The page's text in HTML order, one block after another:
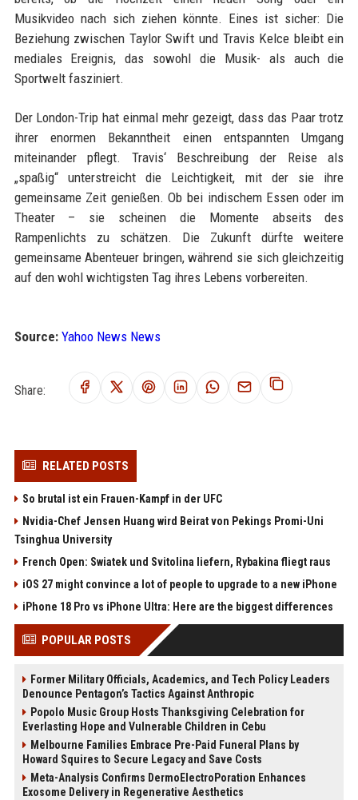
Musikvideo nach sich ziehen könnte. Eines ist sicher: Die
Beziehung zwischen Taylor Swift und Travis Kelce bleibt ein
mediales Ereignis, das sowohl die Musik- als auch die
Sportwelt fasziniert.
Der London-Trip hat einmal mehr gezeigt, dass das Paar trotz
ihrer enormen Bekanntheit einen entspannten Umgang
miteinander pflegt. Travis‘ Beschreibung der Reise als
„spaßig“ unterstreicht die Leichtigkeit, mit der sie ihre
gemeinsame Zeit genießen. Ob bei indischem Essen oder im
Theater – sie scheinen die Momente abseits des
Rampenlichts zu schätzen. Die Zukunft dürfte weitere
gemeinsame Abenteuer bringen, während sie sich gleichzeitig
auf den wohl wichtigsten Tag ihres Lebens vorbereiten.
Source: Yahoo News News
Share:
RELATED POSTS
So brutal ist ein Frauen-Kampf in der UFC
Nvidia-Chef Jensen Huang wird Beirat von Pekings Promi-Uni
Tsinghua University
French Open: Swiatek und Svitolina liefern, Rybakina fliegt raus
iOS 27 might convince a lot of people to upgrade to a new iPhone
iPhone 18 Pro vs iPhone Ultra: Here are the biggest differences
POPULAR POSTS
Former Military Officials, Academics, and Tech Policy Leaders
Denounce Pentagon’s Tactics Against Anthropic
Popolo Music Group Hosts Thanksgiving Celebration for
Everlasting Hope and Vulnerable Children in Cebu
Melbourne Families Embrace Pre-Paid Funeral Plans by
Howard Squires to Secure Legacy and Save Costs
Meta-Analysis Confirms DermoElectroPoration Enhances
Exosome Delivery in Regenerative Aesthetics